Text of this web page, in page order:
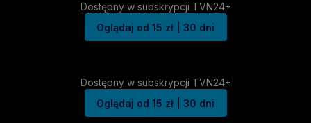
Dostępny w subskrypcji TVN24+
Oglądaj od 15 zł | 30 dni
Dostępny w subskrypcji TVN24+
Oglądaj od 15 zł | 30 dni